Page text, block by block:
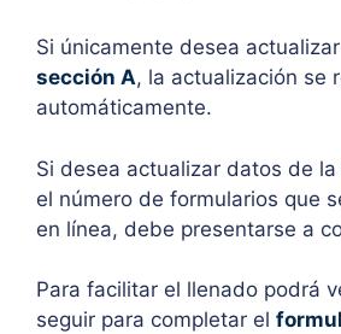
Si únicamente desea
sección A, la actualización se
automáticamente.
Si desea actualizar datos de la
el número de formularios que
en línea, debe presentarse a
Para facilitar el llenado podrá
seguir para completar el